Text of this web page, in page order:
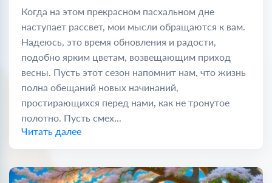
Когда на этом прекрасном пасхальном дне
наступает рассвет, мои мысли обращаются к вам.
Надеюсь, это время обновления и радости,
подобно ярким цветам, возвещающим приход
весны. Пусть этот сезон напомнит нам, что жизнь
полна обещаний новых начинаний,
простирающихся перед нами, как не тронутое
полотно. Пусть смех...
Читать далее